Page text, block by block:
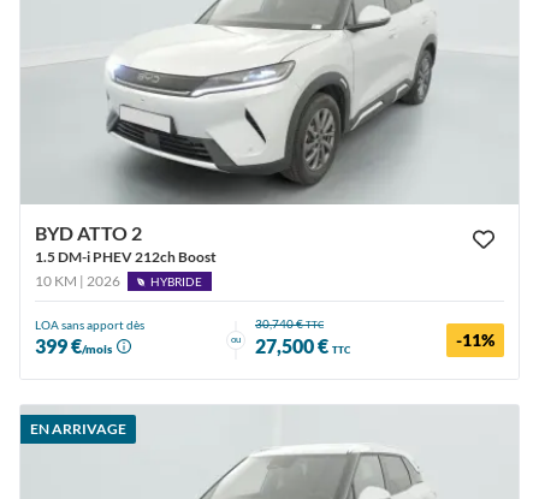
BYD ATTO 2
1.5 DM-i PHEV 212ch Boost
10 KM | 2026
HYBRIDE
LOA sans apport dès
399 €/mois
ou
30,740 €TTC
27,500 € TTC -11%
EN ARRIVAGE